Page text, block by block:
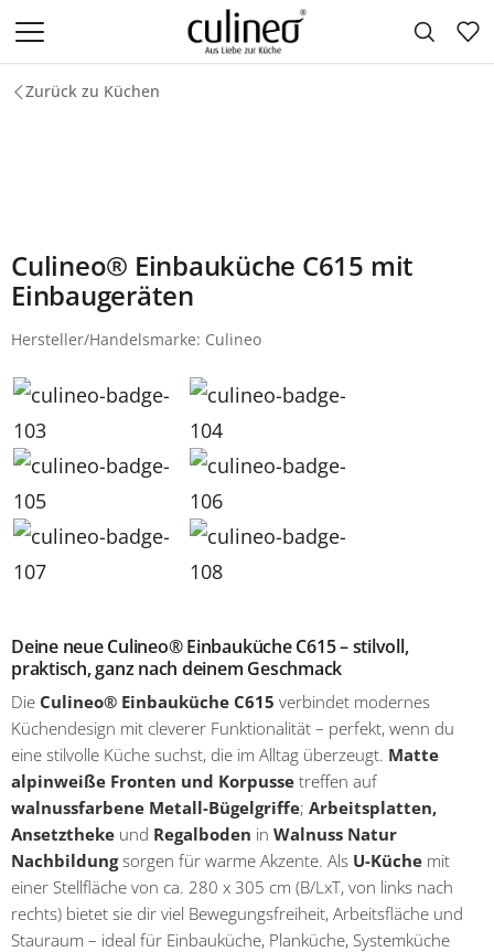
Zum Hauptinhalt springen
Zurück zu Küchen
Culineo® Einbauküche C615 mit
Einbaugeräten
Hersteller/Handelsmarke: Culineo
Deine neue Culineo® Einbauküche C615 – stilvoll,
praktisch, ganz nach deinem Geschmack
Die Culineo® Einbauküche C615 verbindet modernes
Küchendesign mit cleverer Funktionalität – perfekt, wenn du
eine stilvolle Küche suchst, die im Alltag überzeugt. Matte
alpinweiße Fronten und Korpusse treffen auf
walnussfarbene Metall-Bügelgriffe; Arbeitsplatten,
Ansetztheke und Regalboden in Walnuss Natur
Nachbildungsorgen für warme Akzente. Als U-Küche mit
einer Stellfläche von ca. 280 x 305 cm (B/LxT, von links nach
rechts) bietet sie dir viel Bewegungsfreiheit, Arbeitsfläche und
Stauraum – ideal für Einbauküche, Planküche, Systemküche